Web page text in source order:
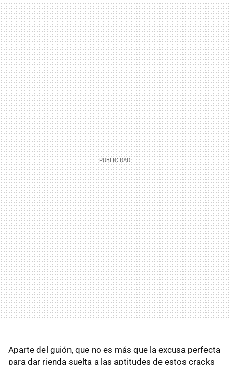
Aparte del guión, que no es más que la excusa perfecta
para dar rienda suelta a las aptitudes de estos cracks